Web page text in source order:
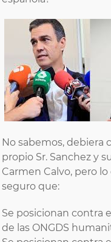
No sabemos, debiera
propio Sr. Sanchez y
Carmen Calvo, pero lo
seguro que:
Se posicionan contra
de las ONGDS